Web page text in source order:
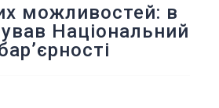
можливостей: в
Національний